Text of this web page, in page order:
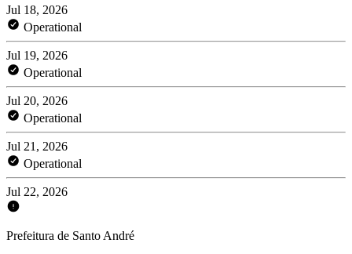
Jul 18, 2026
Operational
Jul 19, 2026
Operational
Jul 20, 2026
Operational
Jul 21, 2026
Operational
Jul 22, 2026
Prefeitura de Santo André